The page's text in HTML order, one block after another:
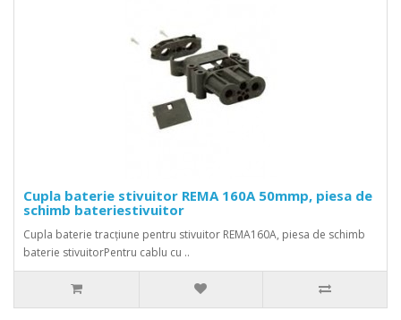
Cupla baterie stivuitor REMA 160A 50mmp, piesa de
schimb bateriestivuitor
Cupla baterie tracțiune pentru stivuitor REMA160A, piesa de schimb
baterie stivuitorPentru cablu cu ..